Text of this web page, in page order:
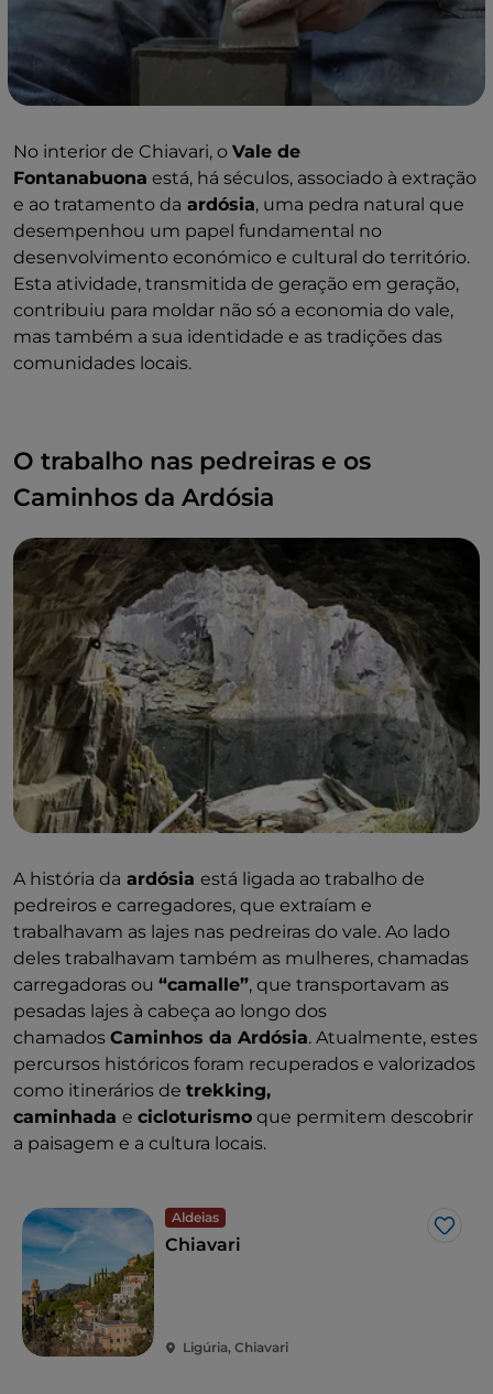
No interior de Chiavari, o Vale de
Fontanabuona está, há séculos, associado à extração
e ao tratamento da ardósia, uma pedra natural que
desempenhou um papel fundamental no
desenvolvimento económico e cultural do território.
Esta atividade, transmitida de geração em geração,
contribuiu para moldar não só a economia do vale,
mas também a sua identidade e as tradições das
comunidades locais.
O trabalho nas pedreiras e os
Caminhos da Ardósia
A história da ardósia está ligada ao trabalho de
pedreiros e carregadores, que extraíam e
trabalhavam as lajes nas pedreiras do vale. Ao lado
deles trabalhavam também as mulheres, chamadas
carregadoras ou “camalle”, que transportavam as
pesadas lajes à cabeça ao longo dos
chamados Caminhos da Ardósia. Atualmente, estes
percursos históricos foram recuperados e valorizados
como itinerários de trekking,
caminhada e cicloturismo que permitem descobrir
a paisagem e a cultura locais.
Aldeias
Chiavari
Ligúria, Chiavari